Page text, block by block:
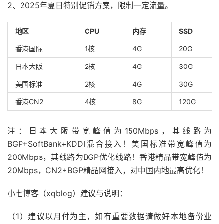
2、2025年夏日特别促销方案，限制一定流量。
地区 CPU 内存 SSD
香港国际 1核 4G 20G
日本大阪 2核 4G 30G
美国标准 2核 4G 30G
香港CN2 4核 8G 120G
注：日本大阪带宽峰值为150Mbps，其线路为
BGP+SoftBank+KDDI混合接入！美国标准带宽峰值为
200Mbps，其线路为BGP优化线路！香港精品带宽峰值为
20Mbps，CN2+BGP精品网接入，对中国内地最高优化！
小七博客（xqblog）建议与说明：
（1）建议以月付为主，如有重要数据请做好本地备份业